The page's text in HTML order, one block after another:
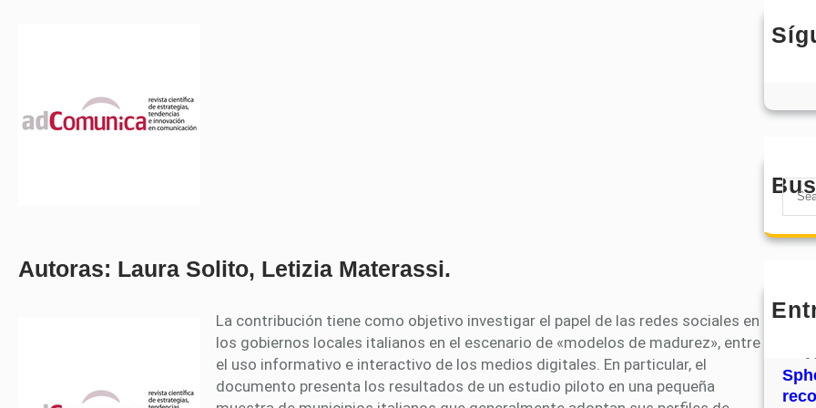
Autoras: Laura Solito, Letizia Materassi.
La contribución tiene como objetivo investigar el papel de las redes sociales en
los gobiernos locales italianos en el escenario de «modelos de madurez», entre
el uso informativo e interactivo de los medios digitales. En particular, el
documento presenta los resultados de un estudio piloto en una pequeña
S
a